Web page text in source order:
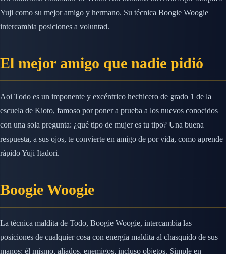
Yuji como su mejor amigo y hermano. Su técnica Boogie Woogie
intercambia posiciones a voluntad.
El mejor amigo que nadie pidió
Aoi Todo es un imponente y excéntrico hechicero de grado 1 de la
escuela de Kioto, famoso por poner a prueba a los nuevos conocidos
con una sola pregunta: ¿qué tipo de mujer es tu tipo? Una buena
respuesta, a sus ojos, te convierte en amigo de por vida, como aprende
rápido Yuji Itadori.
Boogie Woogie
La técnica maldita de Todo, Boogie Woogie, intercambia las
posiciones de cualquier cosa con energía maldita al chasquido de sus
manos: él mismo, aliados, enemigos, incluso objetos. Simple en